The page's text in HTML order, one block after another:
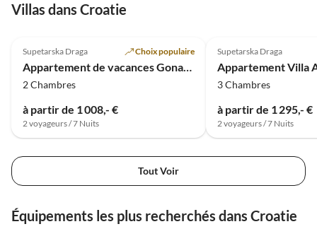
Villas dans Croatie
Supetarska Draga Choix populaire
Appartement de vacances Gonar - Plage de sable à proximité
2 Chambres
à partir de 1 008,- €
2 voyageurs / 7 Nuits
Supetarska Draga
3 Chambres
à partir de 1 295,- €
2 voyageurs / 7 Nuits
Tout Voir
Équipements les plus recherchés dans Croatie